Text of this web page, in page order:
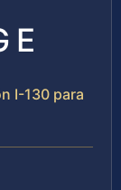
I-130 para